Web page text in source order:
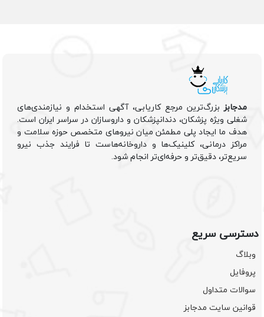
مدجابزبزرگ‌ترین مرجع کاریابی، آگهی استخدام و نیازمندی‌های
شغلی ویژه پزشکان، دندانپزشکان و داروسازان در سراسر ایران است.
هدف ما ایجاد پلی مطمئن میان نیروهای متخصص حوزه سلامت و
مراکز درمانی، کلینیک‌ها و داروخانه‌هاست تا فرایند جذب نیرو
سریع‌تر، دقیق‌تر و حرفه‌ای‌تر انجام شود.
دسترسی سریع
وبلاگ
پروفایل
سوالات متداول
قوانین سایت مدجابز